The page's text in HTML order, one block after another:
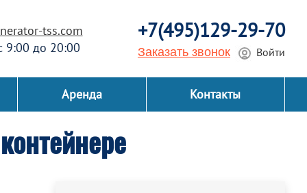
tss.com
9:00 до 20:00
+7(495)129-29-70
Заказать звонок Войти
Аренда Контакты